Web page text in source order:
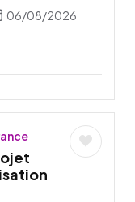
06/08/2026